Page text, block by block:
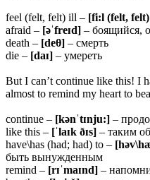
feel (felt, felt) ill – [fi:l (felt, felt)
afraid – [əˈfreɪd] – боящийся,
death – [deθ] – смерть
die – [daɪ] – умереть
But I can’t continue like this! I
almost to remind my heart to
continue – [kənˈtɪnju:] –
like this – [ˈlaɪk ðɪs] – таким
have\has (had; had) to – [
быть вынужденным
remind – [rɪˈmaɪnd] –